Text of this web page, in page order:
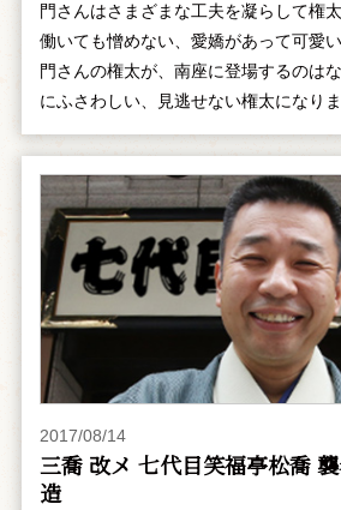
門さんはさまざまな工夫を凝らして権
働いても憎めない、愛嬌があって可愛
門さんの権太が、南座に登場するのは
にふさわしい、見逃せない権太になりま
2017/08/14
三喬 改メ 七代目笑福亭松喬
造